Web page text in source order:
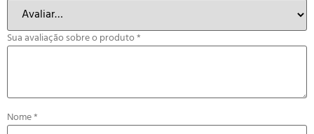
Sua avaliação sobre o produto*
Nome*